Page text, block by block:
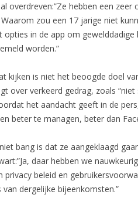
overdreven:”Ze hebben een
zou een 17 jarige niet
opties in de app om
worden.”
kijken is niet het beoogde doel
over verkeerd gedrag, zoals
het aandacht geeft in de
beter te managen, beter dan
bang is dat ze aangeklaagd
daar hebben we
privacy beleid en
dergelijke bijeenkomsten.”